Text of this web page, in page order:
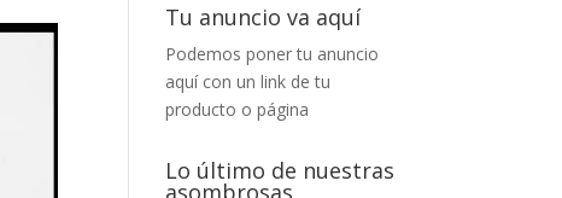
Tu anuncio va aquí
Podemos poner tu anuncio
aquí con un link de tu
producto o página
Lo último de nuestras
asombrosas